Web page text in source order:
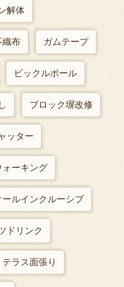
解体
織布 ガムテープ
ビックルボール
ブロック塀改修
ッター
ォーキング
ールインクルーシブ
ドリンク
テラス面張り